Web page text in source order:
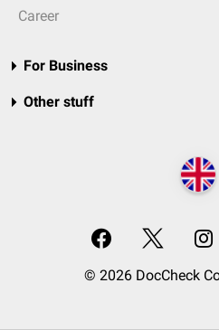
Career
For Business
Other stuff
© 2026 DocCheck